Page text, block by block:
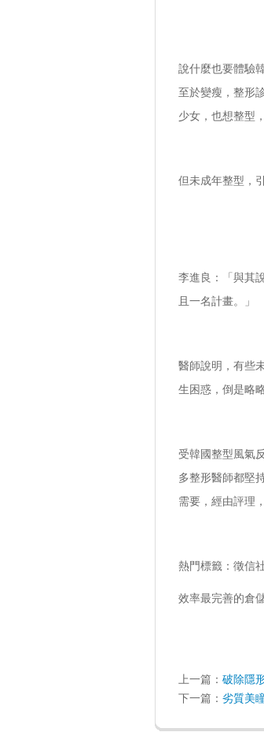
說什麼也要體驗
至於變瘦，整形
少女，也想整型
但未成年整型，
李進良：「與其
且一名計畫。」
醫師說明，有些
生困惑，倒是略
受韓國整型風氣
多整形醫師都堅
需要，經由評理
熱門標籤： 徵信
效率最完善的倉
上一篇： 破除隱
下一篇： 劣質美